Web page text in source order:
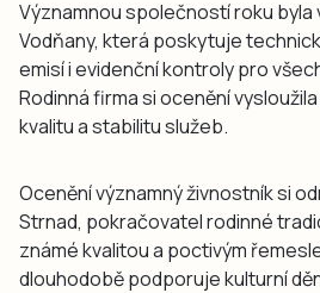
Významnou společností roku byla
Vodňany, která poskytuje
emisí i evidenční kontroly pro
Rodinná firma si ocenění
kvalitu a stabilitu služeb.
Ocenění významný živnostník si
Strnad, pokračovatel rodinné
známé kvalitou a poctivým
dlouhodobě podporuje kulturní